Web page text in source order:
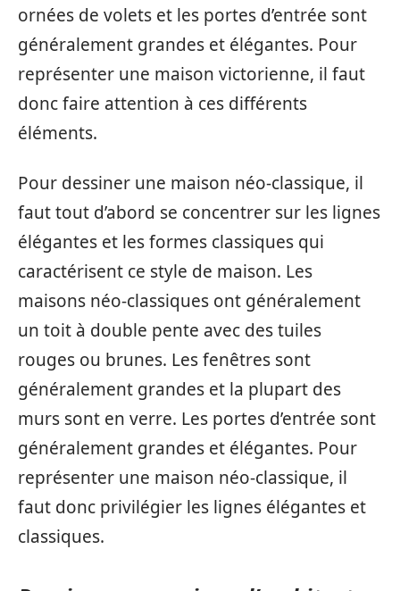
ornées de volets et les portes d’entrée sont
généralement grandes et élégantes. Pour
représenter une maison victorienne, il faut
donc faire attention à ces différents
éléments.
Pour dessiner une maison néo-classique, il
faut tout d’abord se concentrer sur les lignes
élégantes et les formes classiques qui
caractérisent ce style de maison. Les
maisons néo-classiques ont généralement
un toit à double pente avec des tuiles
rouges ou brunes. Les fenêtres sont
généralement grandes et la plupart des
murs sont en verre. Les portes d’entrée sont
généralement grandes et élégantes. Pour
représenter une maison néo-classique, il
faut donc privilégier les lignes élégantes et
classiques.